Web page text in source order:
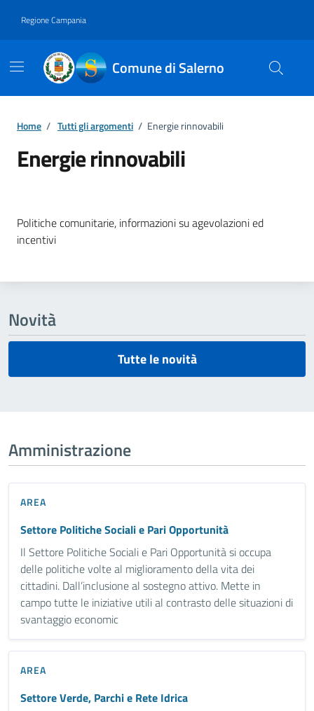
Regione Campania
Comune di Salerno
Home / Tutti gli argomenti / Energie rinnovabili
Energie rinnovabili
Politiche comunitarie, informazioni su agevolazioni ed
incentivi
Novità
Tutte le novità
Amministrazione
AREA
Settore Politiche Sociali e Pari Opportunità
Il Settore Politiche Sociali e Pari Opportunità si occupa
delle politiche volte al miglioramento della vita dei
cittadini. Dall’inclusione al sostegno attivo. Mette in
campo tutte le iniziative utili al contrasto delle situazioni di
svantaggio economic
AREA
Settore Verde, Parchi e Rete Idrica